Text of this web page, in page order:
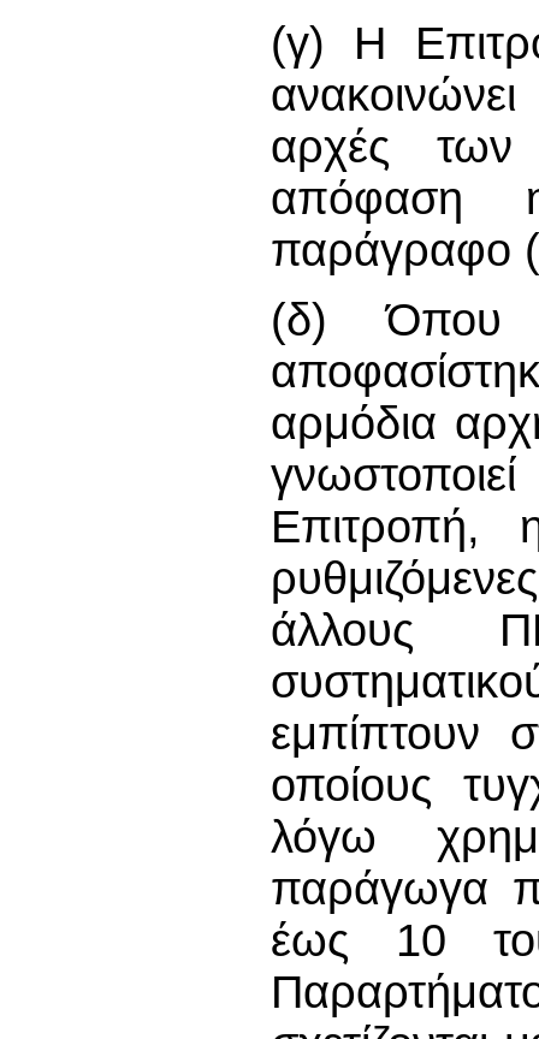
(γ) Η
αρχές
απόφαση
παράγραφο
(δ) Όπου
αρμόδια
Επιτροπή,
άλλους
εμπίπτουν
οποίους
λόγω
παράγωγα
έως 10